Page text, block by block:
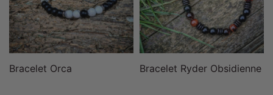
Bracelet Orca Bracelet Ryder Obsidienne